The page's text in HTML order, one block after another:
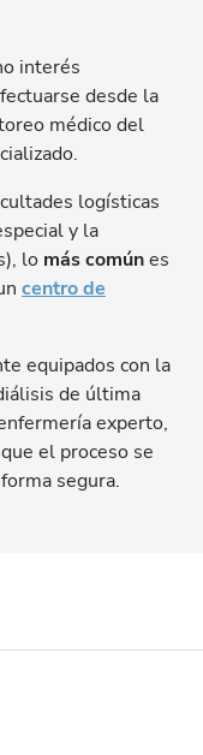
interés
desde la
médico del
logísticas
y la
lo más comúnes
centro de
equipados con la
de última
experto,
el proceso se
segura.